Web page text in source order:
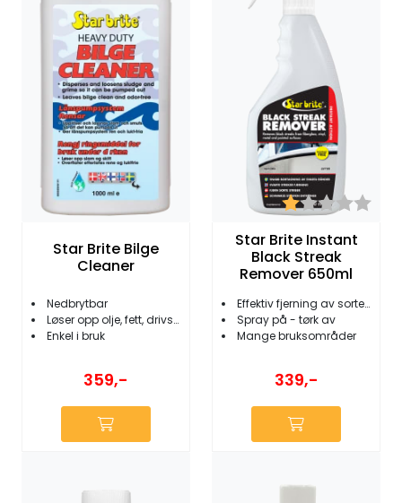
Star Brite Bilge
Cleaner
Nedbrytbar
Løser opp olje, fett, drivstoff og slam
Enkel i bruk
359,-
Karakter:
Star Brite Instant
Black Streak
Remover 650ml
Effektiv fjerning av sorte striper
Spray på - tørk av
Mange bruksområder
339,-